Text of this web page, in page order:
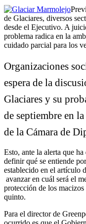
de Glaciares, diversos
desde el Ejecutivo. A
problema radica en la
cuidado parcial para los
Organizaciones
espera de la
Glaciares y su
de septiembre en
de la Cámara de
Esto, ante la alerta que
definir qué se entiende
establecido en el artículo
avanzar en cuál será el
protección de los
quinto.
Para el director de